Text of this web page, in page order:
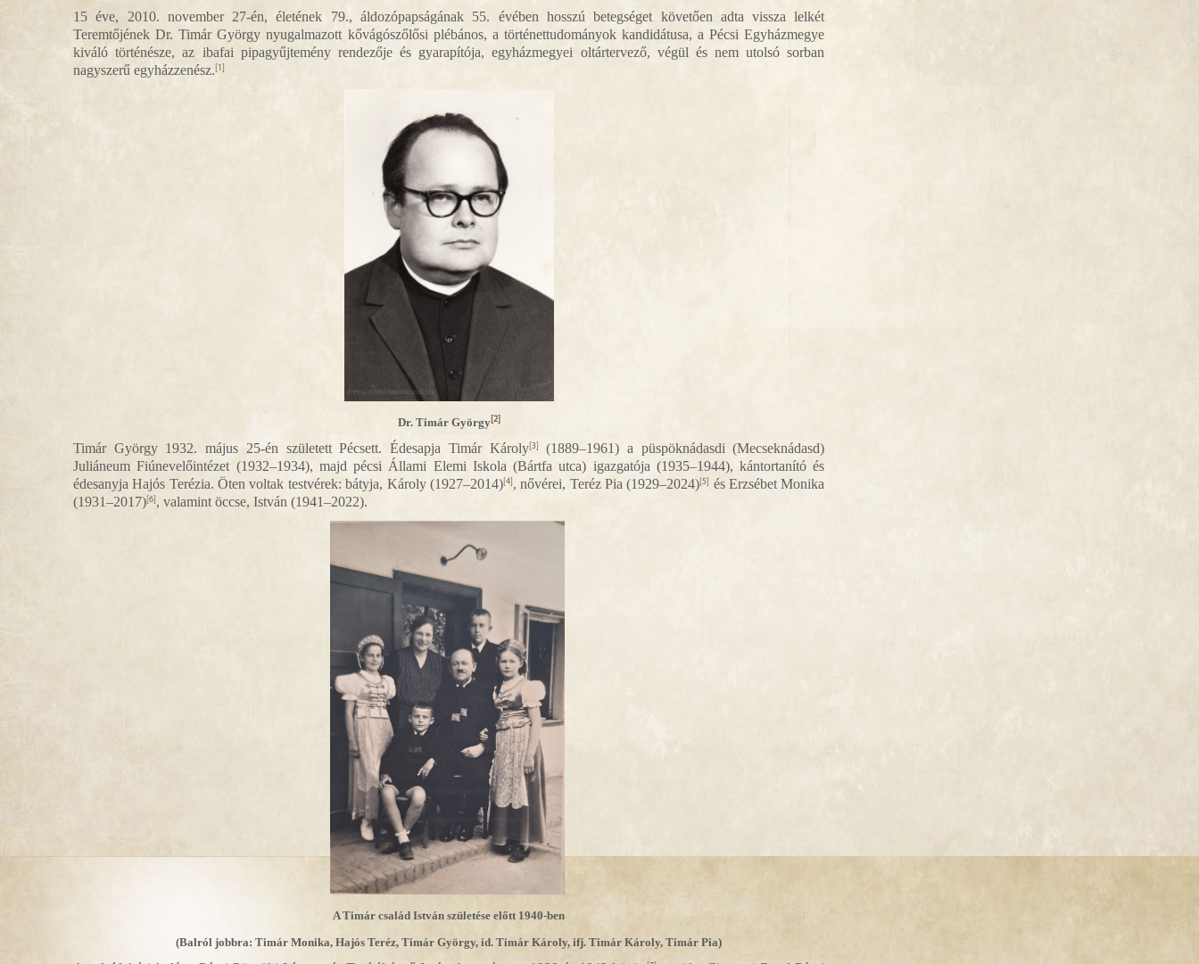
15 éve, 2010. november 27-én, életének 79., áldozópapságának 55. évében hosszú betegséget követően adta vissza lelkét
TeremtőjénekDr. Timár György nyugalmazott kővágószőlősi plébános, a történettudományok kandidátusa, a Pécsi Egyházmegye
kiváló történésze, az ibafai pipagyűjtemény rendezője és gyarapítója, egyházmegyei oltártervező, végül és nem utolsó sorban
nagyszerű egyházzenész. [1]
Dr. Timár György[2]
Timár György 1932. május 25-én született Pécsett. Édesapja Timár Károly[3]
(1889–1961) a püspöknádasdi (Mecseknádasd)
Juliáneum Fiúnevelőintézet (1932–1934), majd pécsi Állami Elemi Iskola (Bártfa utca) igazgatója (1935–1944), kántortanító és
édesanyja Hajós Terézia. Öten voltak testvérek: bátyja, Károly (1927–2014)[4] , nővérei, Teréz Pia (1929–2024) [5]
és Erzsébet Monika
(1931–2017) [6] , valamint öccse, István (1941–2022).
A Timár család István születése előtt 1940-ben
(Balról jobbra: Timár Monika, Hajós Teréz, Timár György, id. Timár Károly, ifj. Timár Károly, Timár Pia)